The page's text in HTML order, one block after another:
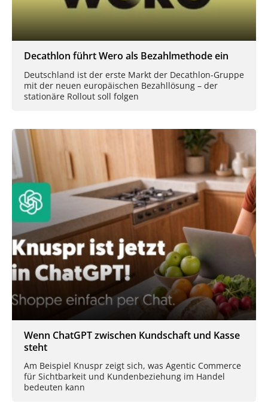
Decathlon führt Wero als Bezahlmethode ein
Deutschland ist der erste Markt der Decathlon-Gruppe
mit der neuen europäischen Bezahllösung – der
stationäre Rollout soll folgen
Wenn ChatGPT zwischen Kundschaft und Kasse
steht
Am Beispiel Knuspr zeigt sich, was Agentic Commerce
für Sichtbarkeit und Kundenbeziehung im Handel
bedeuten kann